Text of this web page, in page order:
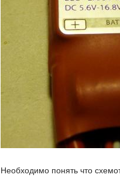
Необходимо понять что